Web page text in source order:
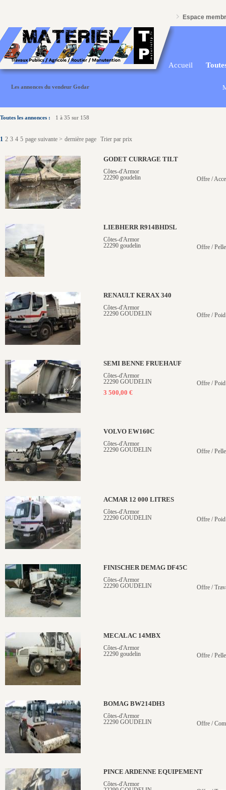
Espace
Accueil
Les annonces du vendeur Godar
Toutes les annonces : 1 à 35 sur 158
1 2 3 4 5 page suivante > dernière page Trier par prix
GODET CURRAGE TILT
Côtes-d'Armor
22290 goudelin
Offre /
LIEBHERR R914BHDSL
Côtes-d'Armor
22290 goudelin
Offre /
RENAULT KERAX 340
Côtes-d'Armor
22290 GOUDELIN
Offre /
SEMI BENNE FRUEHAUF
Côtes-d'Armor
22290 GOUDELIN
3 500,00 €
Offre /
VOLVO EW160C
Côtes-d'Armor
22290 GOUDELIN
Offre /
ACMAR 12 000 LITRES
Côtes-d'Armor
22290 GOUDELIN
Offre /
FINISCHER DEMAG DF45C
Côtes-d'Armor
22290 GOUDELIN
Offre /
MECALAC 14MBX
Côtes-d'Armor
22290 goudelin
Offre /
BOMAG BW214DH3
Côtes-d'Armor
22290 GOUDELIN
Offre /
PINCE ARDENNE EQUIPEMENT
Côtes-d'Armor